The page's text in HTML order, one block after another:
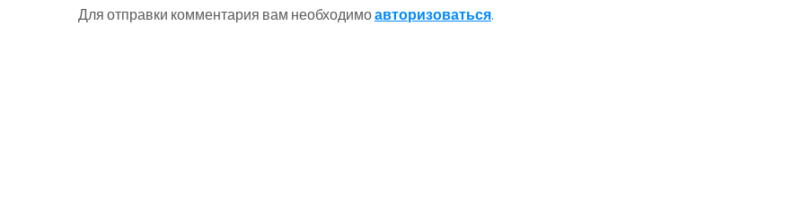
Для отправки комментария вам необходимоавторизоваться.